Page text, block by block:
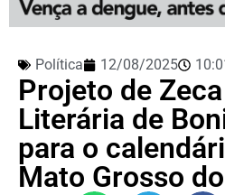
Política 12/08/2025
Projeto de
Literária de
para o
Mato Grosso